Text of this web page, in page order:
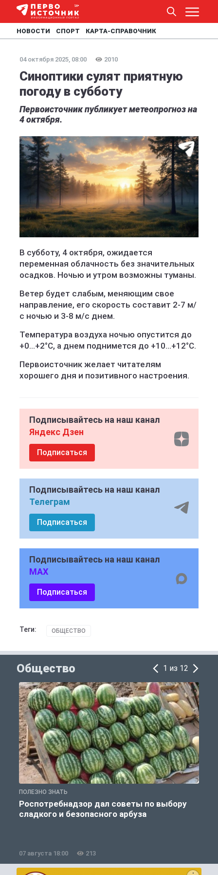
НОВОСТИ СПОРТ КАРТА-СПРАВОЧНИК
04 октября 2025, 08:00 2010
Синоптики сулят приятную
погоду в субботу
Первоисточник публикует метеопрогноз на
4 октября.
В субботу, 4 октября, ожидается
переменная облачность без значительных
осадков. Ночью и утром возможны туманы.
Ветер будет слабым, меняющим свое
направление, его скорость составит 2-7 м/
с ночью и 3-8 м/с днем.
Температура воздуха ночью опустится до
+0...+2°C, а днем поднимется до +10...+12°C.
Первоисточник желает читателям
хорошего дня и позитивного настроения.
Подписывайтесь на наш канал
Яндекс Дзен
Подписаться
Подписывайтесь на наш канал
Телеграм
Подписаться
Подписывайтесь на наш канал
MAX
Подписаться
Теги: ОБЩЕСТВО
Общество 1 из 12
ПОЛЕЗНО ЗНАТЬ
Роспотребнадзор дал советы по выбору
сладкого и безопасного арбуза
07 августа 18:00 213